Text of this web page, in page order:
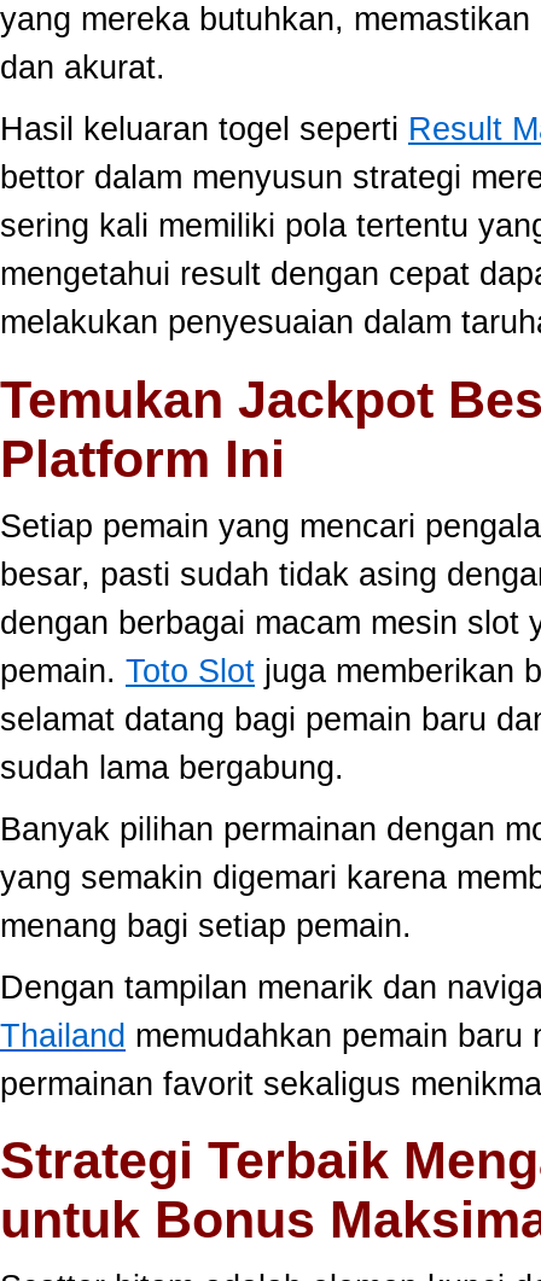
yang mereka butuhkan,
dan akurat.
Hasil keluaran togel seperti Result
bettor dalam menyusun strategi
sering kali memiliki pola tertentu
mengetahui result dengan cepat
melakukan penyesuaian dalam
Temukan Jackpot
Platform Ini
Setiap pemain yang mencari
besar, pasti sudah tidak asing
dengan berbagai macam mesin slot
pemain. Toto Slot juga memberikan
selamat datang bagi pemain baru
sudah lama bergabung.
Banyak pilihan permainan dengan
yang semakin digemari karena
menang bagi setiap pemain.
Dengan tampilan menarik dan
Thailand memudahkan pemain baru
permainan favorit sekaligus
Strategi Terbaik
untuk Bonus